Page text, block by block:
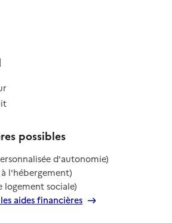
disponible
disponible
possibles
d'autonomie)
l'hébergement)
logement sociale)
aides financières